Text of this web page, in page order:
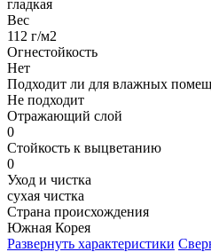
гладкая
Вес
112 г/м2
Огнестойкость
Нет
Подходит ли для влажных
Не подходит
Отражающий слой
0
Стойкость к выцветанию
0
Уход и чистка
сухая чистка
Страна происхождения
Южная Корея
Развернуть характеристики